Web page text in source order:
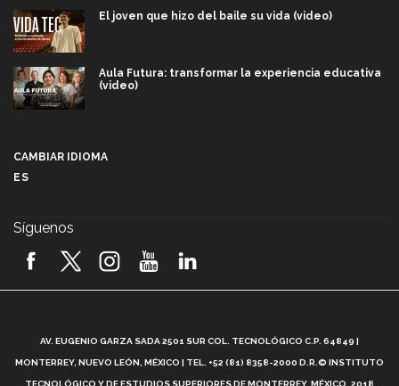
El joven que hizo del baile su vida (video)
Aula Futura: transformar la experiencia educativa
(video)
2026! (video)
¿Cómo es el Modelo Educativo Tec? (video)
CAMBIAR IDIOMA
ES
Síguenos
AV. EUGENIO GARZA SADA 2501 SUR COL. TECNOLÓGICO C.P. 64849 |
MONTERREY, NUEVO LEÓN, MÉXICO | TEL. +52 (81) 8358-2000 D.R.© INSTITUTO